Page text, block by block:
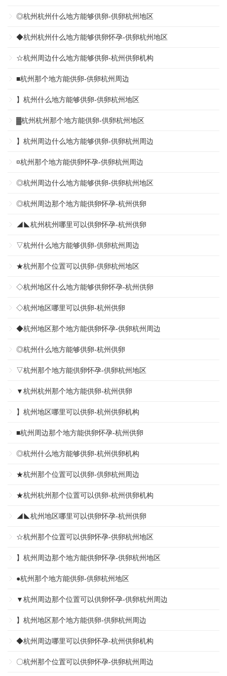
◎杭州杭州什么地方能够供卵-供卵杭州地区
◆杭州杭州什么地方能够供卵怀孕-供卵杭州地区
☆杭州周边什么地方能够供卵-杭州供卵机构
■杭州那个地方能供卵-供卵杭州周边
】杭州什么地方能够供卵-供卵杭州地区
▓杭州杭州那个地方能供卵-供卵杭州地区
】杭州周边什么地方能够供卵-供卵杭州周边
¤杭州那个地方能供卵怀孕-供卵杭州周边
◎杭州周边什么地方能够供卵-供卵杭州地区
◎杭州周边那个地方能供卵怀孕-杭州供卵
◢◣杭州杭州哪里可以供卵怀孕-杭州供卵
▽杭州什么地方能够供卵-供卵杭州周边
★杭州那个位置可以供卵-供卵杭州地区
◇杭州地区什么地方能够供卵怀孕-杭州供卵
◇杭州地区哪里可以供卵-杭州供卵
◆杭州地区那个地方能供卵怀孕-供卵杭州周边
◎杭州什么地方能够供卵-杭州供卵
▽杭州那个地方能供卵怀孕-供卵杭州地区
▼杭州杭州那个地方能供卵-杭州供卵
】杭州地区哪里可以供卵-杭州供卵机构
■杭州周边那个地方能供卵怀孕-杭州供卵
◎杭州什么地方能够供卵-杭州供卵机构
★杭州那个位置可以供卵-供卵杭州周边
★杭州杭州那个位置可以供卵-杭州供卵机构
◢◣杭州地区哪里可以供卵怀孕-杭州供卵
☆杭州那个位置可以供卵怀孕-供卵杭州地区
】杭州周边那个地方能供卵怀孕-供卵杭州地区
●杭州那个地方能供卵-供卵杭州地区
▼杭州周边那个位置可以供卵怀孕-供卵杭州周边
】杭州地区那个地方能供卵-供卵杭州周边
◆杭州周边哪里可以供卵怀孕-杭州供卵机构
〇杭州那个位置可以供卵怀孕-供卵杭州周边